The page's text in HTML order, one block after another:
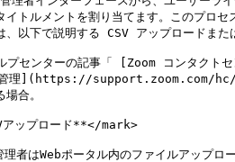
トルメントを割り当てます。このプロ
以下で説明する CSV アップロードまた
ヘルプセンターの記事「 [Zoom コ
動管理](https://support.zoom.com/
合。
プロード**</mark>
者はWebポータル内のファイルアップ